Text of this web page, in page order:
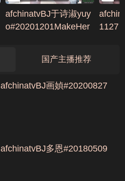
afchinatvBJ于诗淑yuy
o#20201201MakeHer
1127
国产主播推荐
afchinatvBJ画媜#20200827
afchinatvBJ多恩#20180509